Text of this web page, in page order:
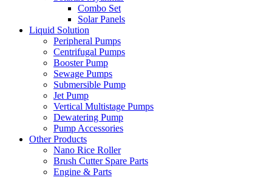
Combo Set
Solar Panels
Liquid Solution
Peripheral Pumps
Centrifugal Pumps
Booster Pump
Sewage Pumps
Submersible Pump
Jet Pump
Vertical Multistage Pumps
Dewatering Pump
Pump Accessories
Other Products
Nano Rice Roller
Brush Cutter Spare Parts
Engine & Parts